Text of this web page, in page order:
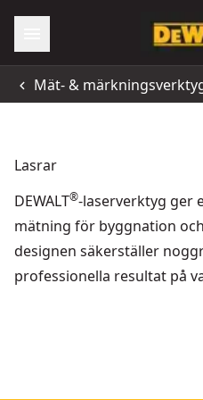
Mät- &
Lasrar
DEWALT®-laserverktyg ger
mätning för byggnation
designen säkerställer
professionella resultat på